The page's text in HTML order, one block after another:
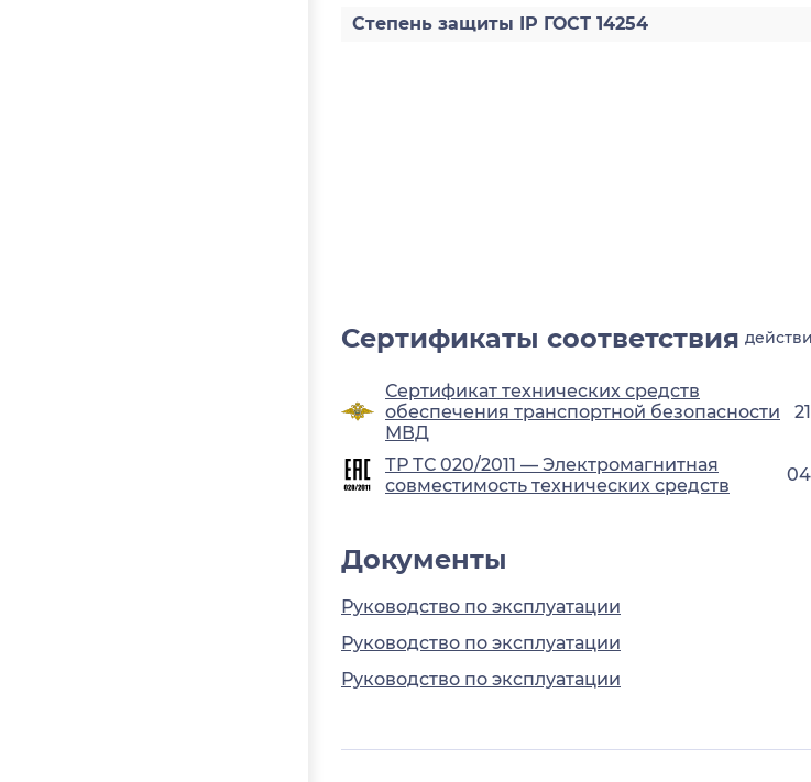
Степень защиты IP ГОСТ 14254
Сертификаты соответствия
Сертификат технических средств
обеспечения транспортной безопасности
МВД
ТР ТС 020/2011 — Электромагнитная
совместимость технических средств
Документы
Руководство по эксплуатации
Руководство по эксплуатации
Руководство по эксплуатации